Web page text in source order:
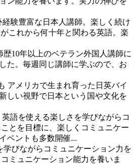
経験豊富な日本人講師。楽しく続け
これから何十年と関わる英語。楽
歴10年以上のベテラン外国人講師に
た。毎週同じ講師に学ぶので、お
アメリカで生まれ育った日英バイ
しい視野で日本という国や文化を
語を使える楽しさを学びながらコ
とを目標に、楽しくコミュニケー
ベントも多数開催...
びながらコミュニケーション力を
ミュニケーション能力を養いま